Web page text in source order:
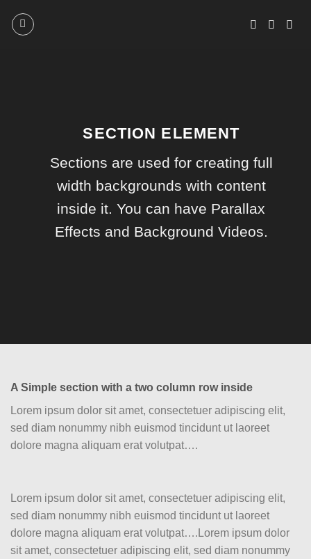
SECTION ELEMENT
Sections are used for creating full
width backgrounds with content
inside it. You can have Parallax
Effects and Background Videos.
A Simple section with a two column row inside
Lorem ipsum dolor sit amet, consectetuer adipiscing elit,
sed diam nonummy nibh euismod tincidunt ut laoreet
dolore magna aliquam erat volutpat….
Lorem ipsum dolor sit amet, consectetuer adipiscing elit,
sed diam nonummy nibh euismod tincidunt ut laoreet
dolore magna aliquam erat volutpat….Lorem ipsum dolor
sit amet, consectetuer adipiscing elit, sed diam nonummy